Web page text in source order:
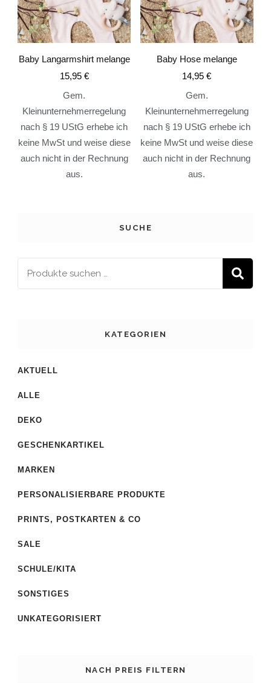
Baby Langarmshirt melange
15,95 €
Gem.
Kleinunternehmerregelung
nach § 19 UStG erhebe ich
keine MwSt und weise diese
auch nicht in der Rechnung
aus.
Baby Hose melange
14,95€
Gem.
Kleinunternehmerregelung
nach § 19 UStG erhebe ich
keine MwSt und weise diese
auch nicht in der Rechnung
aus.
SUCHE
KATEGORIEN
AKTUELL
ALLE
DEKO
GESCHENKARTIKEL
MARKEN
PERSONALISIERBARE PRODUKTE
PRINTS, POSTKARTEN & CO
SALE
SCHULE/KITA
SONSTIGES
UNKATEGORISIERT
NACH PREIS FILTERN